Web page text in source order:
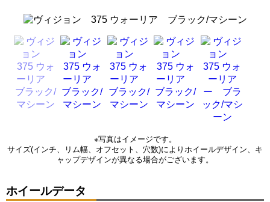
※写真はイメージです。
サイズ(インチ、リム幅、オフセット、穴数)によりホイールデザイン、キ
ャップデザインが異なる場合がございます。
ホイールデータ